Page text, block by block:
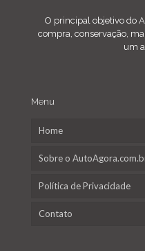
O principal objetivo do
compra, conservação,
um
Menu
Home
Sobre o
Política de Privacidade
Contato